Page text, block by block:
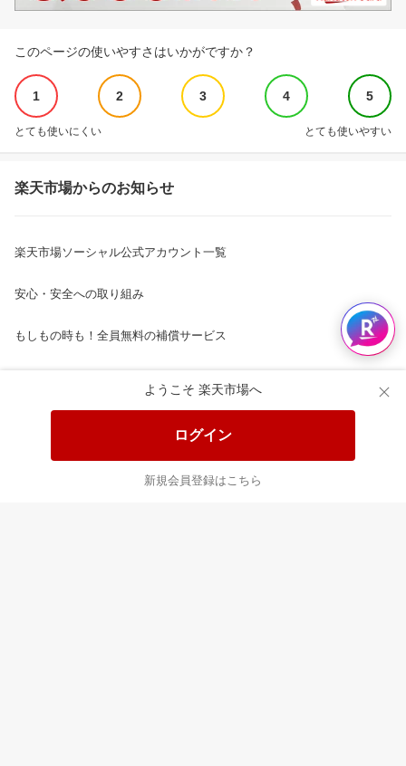
ようこそ 楽天市場へ
ログイン
新規会員登録はこちら
このページの使いやすさはいかがですか？
1 2 3 4 5
とても使いにくい とても使いやすい
楽天市場からのお知らせ
楽天市場ソーシャル公式アカウント一覧
安心・安全への取り組み
もしもの時も！全員無料の補償サービス
楽天ショッピングサービスご利用規約